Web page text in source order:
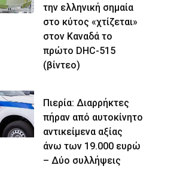
την ελληνική σημαία
στο κύτος «χτίζεται»
στον Καναδά το
πρώτο DHC-515
(βίντεο)
Πιερία: Διαρρήκτες
πήραν από αυτοκίνητο
αντικείμενα αξίας
άνω των 19.000 ευρώ
– Δύο συλλήψεις